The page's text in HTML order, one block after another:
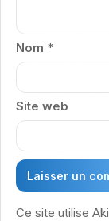
Nom *
Site web
Ce site utilise